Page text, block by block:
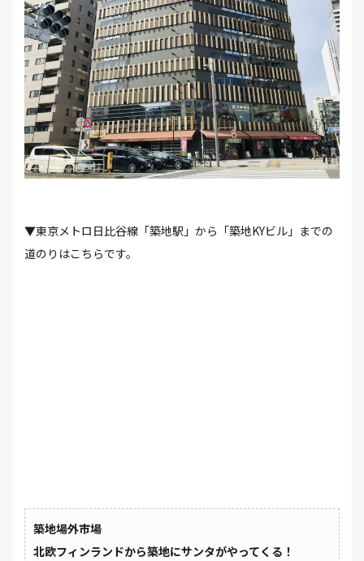
▼東京メトロ日比谷線「築地駅」から「築地KYビル」までの
道のりはこちらです。
築地場外市場
北欧フィンランドから築地にサンタがやってくる！